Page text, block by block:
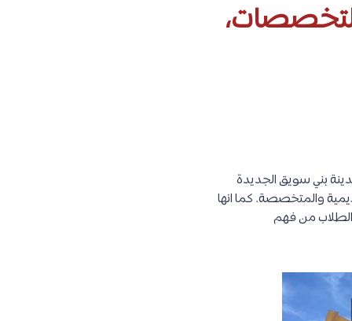
بني سويق الجديدة
والمتخصصة. كما انها
الطلاب من فهم